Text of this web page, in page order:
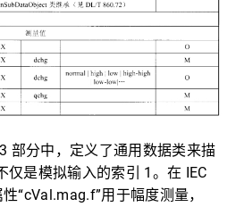
部分中，定义了通用数据类来描
仅是模拟输入的索引 1。在 IEC
“cVal.mag.f”用于幅度测量，